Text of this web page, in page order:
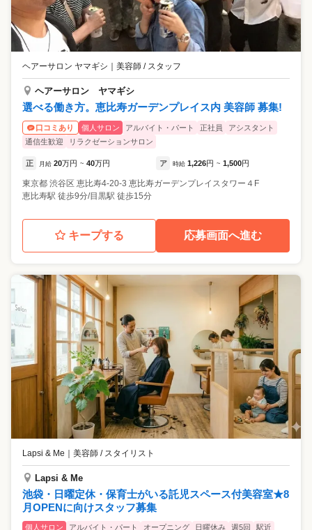
ヘアーサロン ヤマギシ 美容師 / スタッフ
ヘアーサロン ヤマギシ
選べる働き方。恵比寿ガーデンプレイス内 美容師 募集!
口コミあり 個人サロン アルバイト・パート 正社員
アシスタント
通信生歓迎
リラクゼーションサロン
正 月給 20万円 ~ 40万円 ア 時給 1,226円 ~ 1,500円
東京都 渋谷区 恵比寿4-20-3 恵比寿ガーデンプレイスタワー４F
恵比寿駅 徒歩9分/目黒駅 徒歩15分
キープする 応募画面へ進む
Lapsi & Me ｜ 美容師 / スタイリスト
Lapsi & Me
池袋・日曜定休・保育士がいる託児スペース付美容室★8
月OPENに向けスタッフ募集
個人サロン アルバイト・パート オープニング 日曜休み 週5回 駅近